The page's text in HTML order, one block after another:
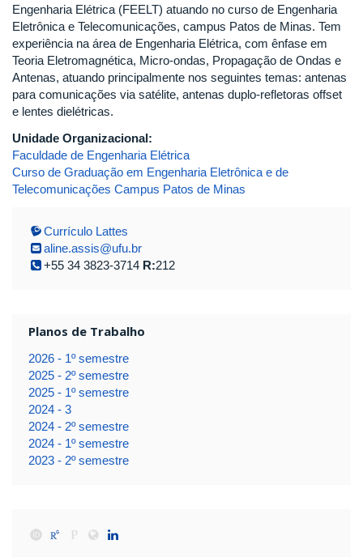
Engenharia Elétrica (FEELT) atuando no curso de Engenharia
Eletrônica e Telecomunicações, campus Patos de Minas. Tem
experiência na área de Engenharia Elétrica, com ênfase em
Teoria Eletromagnética, Micro-ondas, Propagação de Ondas e
Antenas, atuando principalmente nos seguintes temas: antenas
para comunicações via satélite, antenas duplo-refletoras offset
e lentes dielétricas.
Unidade Organizacional:
Faculdade de Engenharia Elétrica
Curso de Graduação em Engenharia Eletrônica e de
Telecomunicações Campus Patos de Minas
Currículo Lattes
aline.assis@ufu.br
+55 34 3823-3714 R:212
Planos de Trabalho
2026 - 1º semestre
2025 - 2º semestre
2025 - 1º semestre
2024 - 3
2024 - 2º semestre
2024 - 1º semestre
2023 - 2º semestre